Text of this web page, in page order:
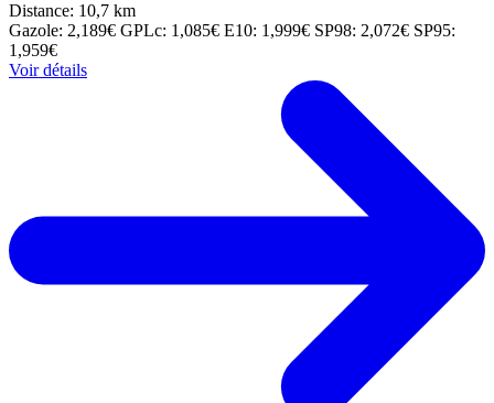
Distance: 10,7 km
Gazole: 2,189€ GPLc: 1,085€ E10: 1,999€ SP98: 2,072€ SP95:
1,959€
Voir détails